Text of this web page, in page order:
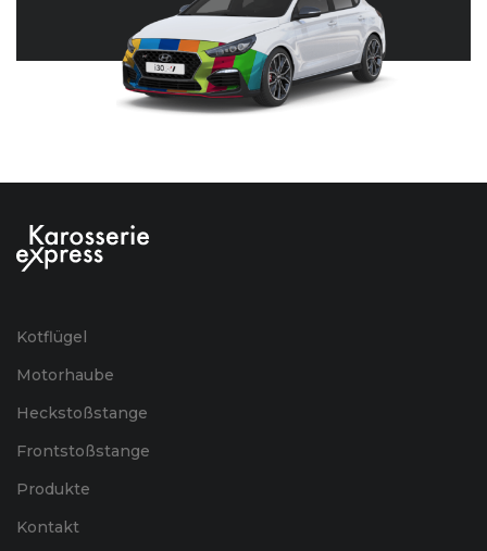
Kotflügel
Motorhaube
Heckstoßstange
Frontstoßstange
Produkte
Kontakt